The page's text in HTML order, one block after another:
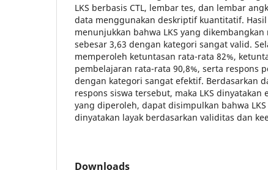
LKS berbasis CTL, lembar tes, dan lembar
data menggunakan deskriptif kuantitatif.
menunjukkan bahwa LKS yang
sebesar 3,63 dengan kategori sangat valid.
memperoleh ketuntasan rata-rata 82%,
pembelajaran rata-rata 90,8%, serta respons
dengan kategori sangat efektif. Berdasarkan
respons siswa tersebut, maka LKS dinyatakan
yang diperoleh, dapat disimpulkan bahwa
dinyatakan layak berdasarkan validitas dan
Downloads